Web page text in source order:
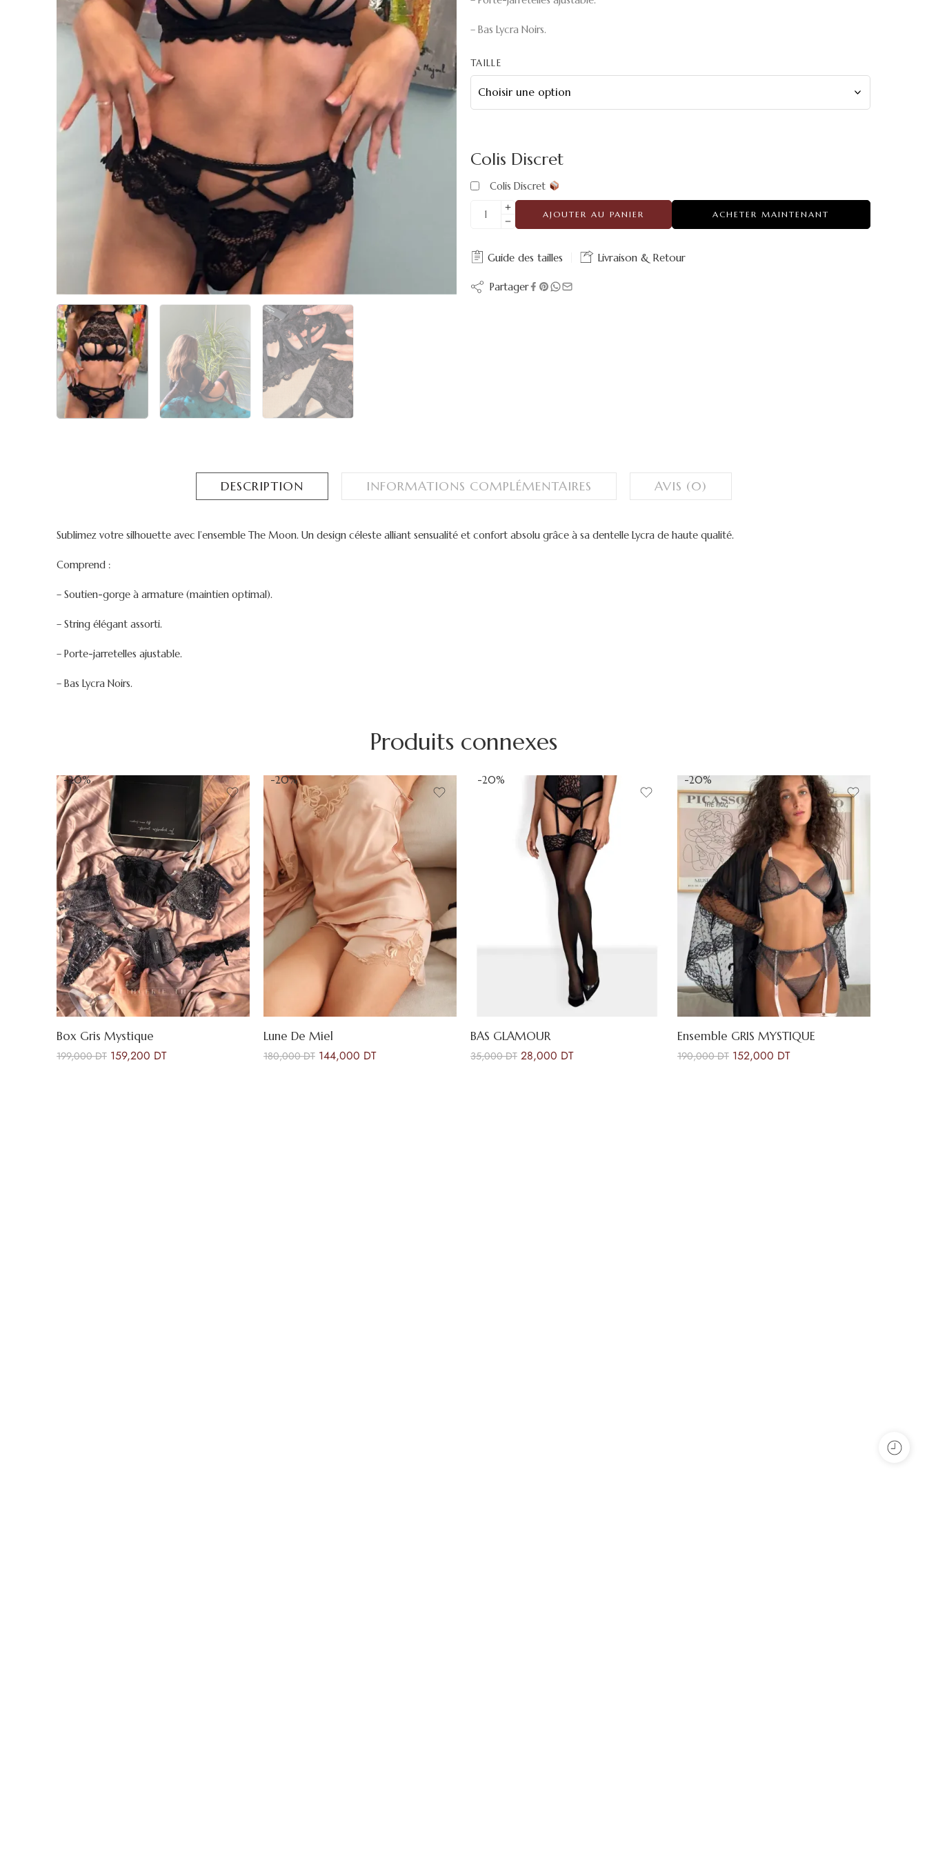
– Bas Lycra Noirs.
TAILLE
Colis Discret
Colis Discret
AJOUTER AU PANIER ACHETER MAINTENANT
Guide des tailles Livraison & Retour
Partager
DESCRIPTION INFORMATIONS COMPLÉMENTAIRES AVIS (0)
Sublimez votre silhouette avec l’ensemble The Moon. Un design céleste alliant sensualité et confort absolu grâce à sa dentelle Lycra de haute qualité.
Comprend :
– Soutien-gorge à armature (maintien optimal).
– String élégant assorti.
– Porte-jarretelles ajustable.
– Bas Lycra Noirs.
Produits connexes
-20%
Box Gris Mystique
199,000DT 159,200 DT
-20%
Lune De Miel
180,000DT 144,000 DT
-20%
BAS GLAMOUR
35,000DT 28,000 DT
-20%
Ensemble GRIS MYSTIQUE
190,000DT 152,000 DT